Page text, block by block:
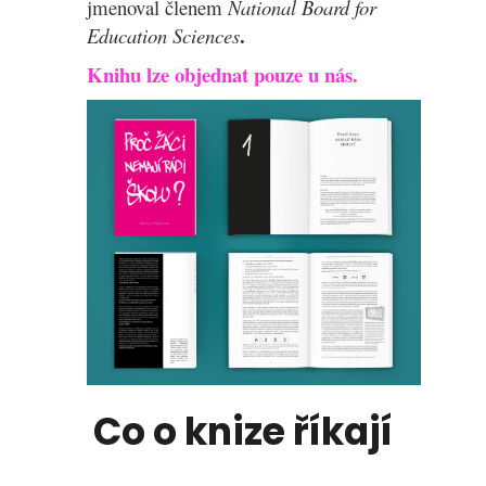
jmenoval členemNational Board for
Education Sciences.
Knihu lze objednat pouze u nás.
Co o knize říkají